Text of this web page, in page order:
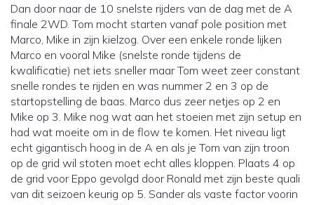
Dan door naar de 10 snelste rijders van de dag met de A
finale 2WD. Tom mocht starten vanaf pole position met
Marco, Mike in zijn kielzog. Over een enkele ronde lijken
Marco en vooral Mike (snelste ronde tijdens de
kwalificatie) net iets sneller maar Tom weet zeer constant
snelle rondes te rijden en was nummer 2 en 3 op de
startopstelling de baas. Marco dus zeer netjes op 2 en
Mike op 3. Mike nog wat aan het stoeien met zijn setup en
had wat moeite om in de flow te komen. Het niveau ligt
echt gigantisch hoog in de A en als je Tom van zijn troon
op de grid wil stoten moet echt alles kloppen. Plaats 4 op
de grid voor Eppo gevolgd door Ronald met zijn beste quali
van dit seizoen keurig op 5. Sander als vaste factor voorin